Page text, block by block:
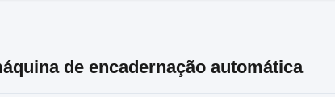
de encadernação automática